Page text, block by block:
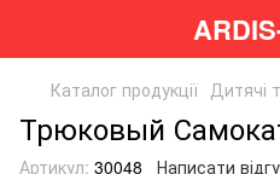
Каталог продукції Дитячі
Трюковый
Артикул: 30048 Написати